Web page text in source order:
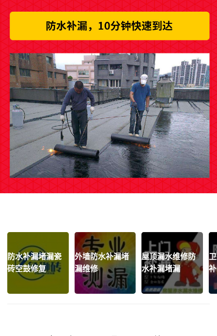
防水补漏堵漏瓷
砖空鼓修复
外墙防水补漏堵
漏维修
屋顶漏水维修防
水补漏堵漏